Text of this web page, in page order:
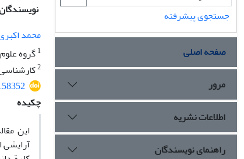
محمد
1گروه
2
چکیده
این
جستجوی پیشرفته
صفحه اصلی
مرور
اطلاعات نشریه
راهنمای نویسندگان